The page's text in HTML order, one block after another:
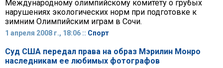
Международному олимпийскому комитету о грубых
нарушениях экологических норм при подготовке к
зимним Олимпийским играм в Сочи.
1 апреля 2008 г., 18:06 :: Спорт
Суд США передал права на образ Мэрилин Монро
наследникам ее любимых фотографов